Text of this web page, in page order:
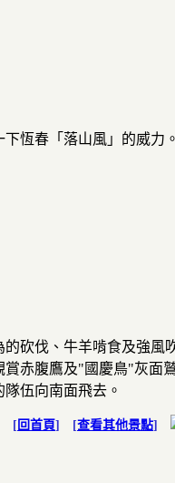
恆春「落山風」的威力。
砍伐、牛羊啃食及強風
赤腹鷹及"國慶鳥"灰面
伍向南面飛去。
[ 回首頁] [查看其他景點]